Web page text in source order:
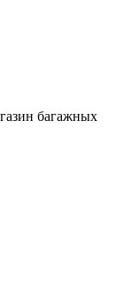
багажных